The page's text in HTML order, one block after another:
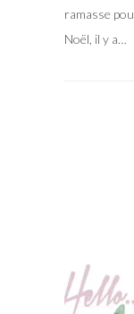
ramasse
Noël, il y a…